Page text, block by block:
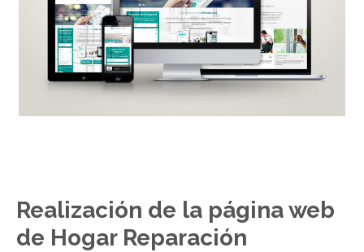
Realización de la página web
de Hogar Reparación